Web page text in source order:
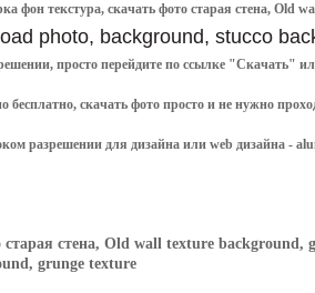
фон текстура, скачать фото старая стена, Old
photo, background, stucco
, просто перейдите по ссылке "Скачать"
бесплатно, скачать фото просто и не нужно
разрешении для дизайна или web дизайна -
стена, Old wall texture background,
grunge texture